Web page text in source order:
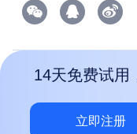
14天免费试用
立即注册